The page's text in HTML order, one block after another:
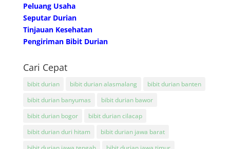
Peluang Usaha
Seputar Durian
Tinjauan Kesehatan
Pengiriman Bibit Durian
Cari Cepat
bibit durian bibit durian alasmalang
bibit durian banten
bibit durian banyumas
bibit durian bawor
bibit durian bogor
bibit durian cilacap
bibit durian duri hitam
bibit durian jawa barat